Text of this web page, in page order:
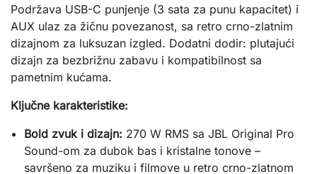
Podržava USB-C punjenje (3 sata za punu kapacitet) i
AUX ulaz za žičnu povezanost, sa retro crno-zlatnim
dizajnom za luksuzan izgled. Dodatni dodir: plutajući
dizajn za bezbrižnu zabavu i kompatibilnost sa
pametnim kućama.
Ključne karakteristike:
Bold zvuk i dizajn: 270 W RMS sa JBL Original Pro
Sound-om za dubok bas i kristalne tonove –
savršeno za muziku i filmove u retro crno-zlatnom